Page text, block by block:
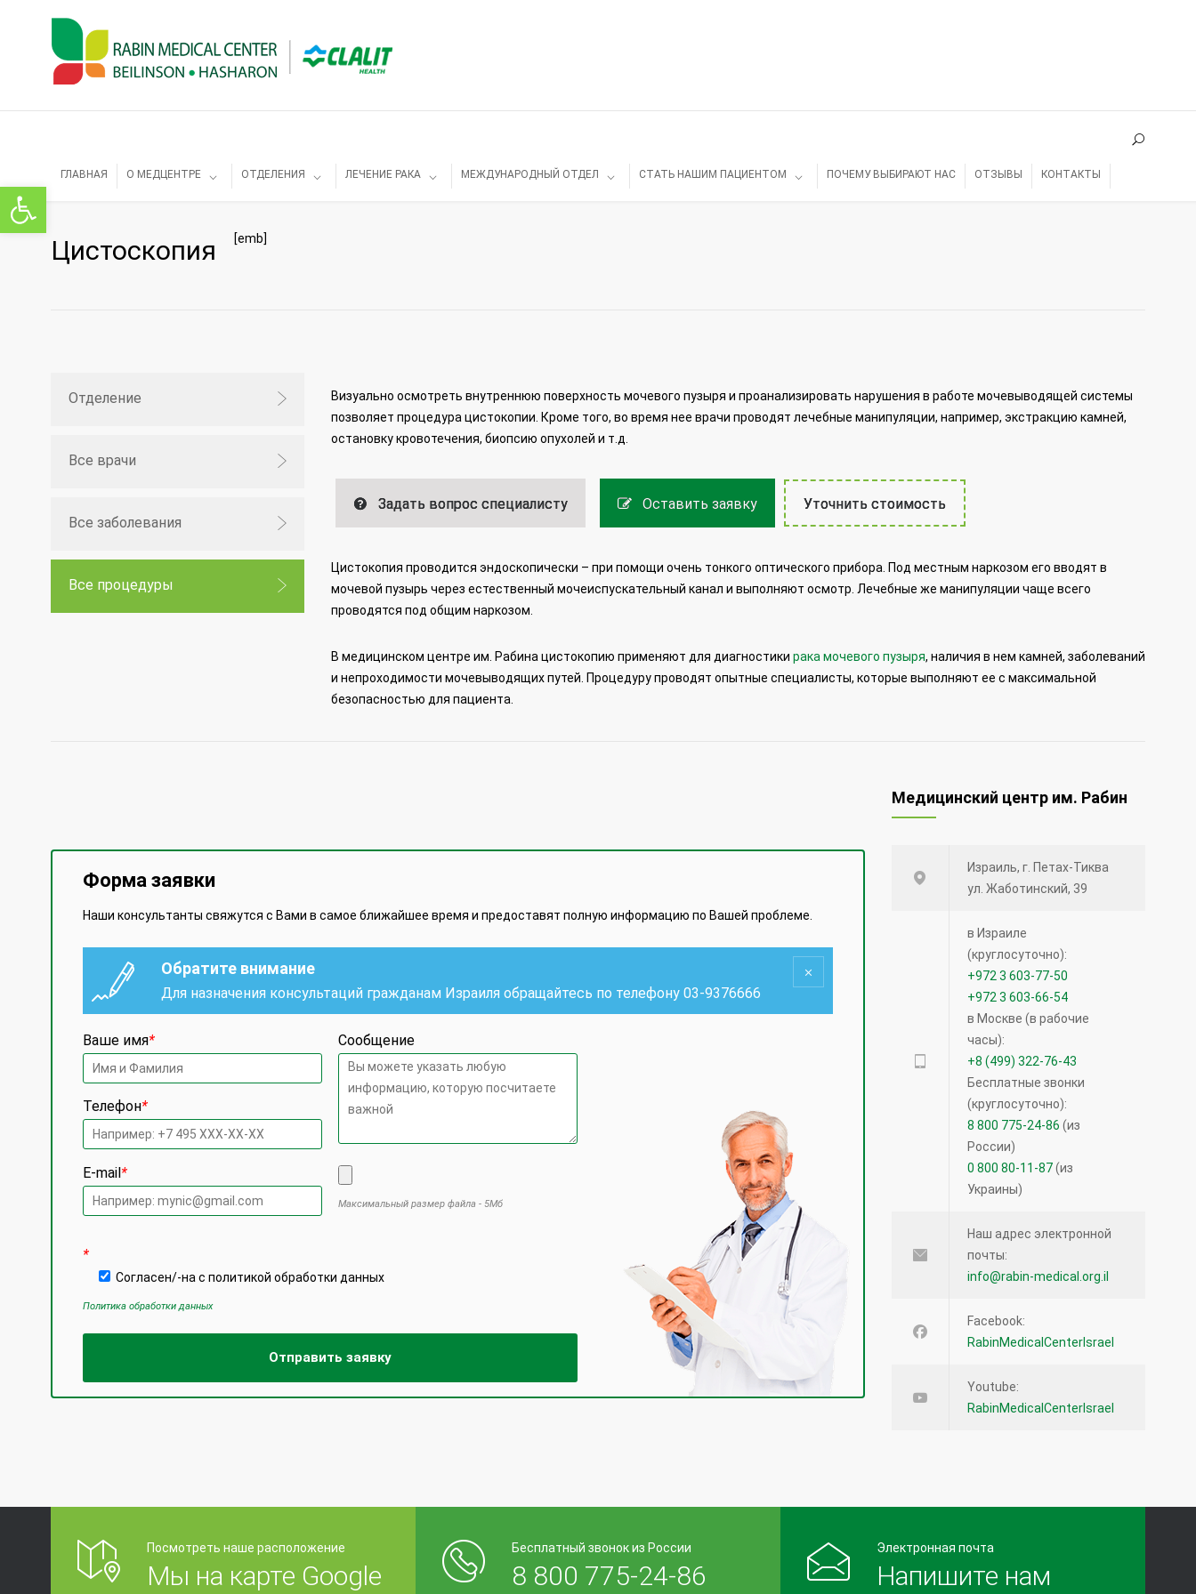
Открыть панель инструментов
ГЛАВНАЯ О МЕДЦЕНТРЕ ОТДЕЛЕНИЯ ЛЕЧЕНИЕ РАКА МЕЖДУНАРОДНЫЙ ОТДЕЛ СТАТЬ НАШИМ ПАЦИЕНТОМ ПОЧЕМУ ВЫБИРАЮТ НАС ОТЗЫВЫ КОНТАКТЫ
Цистоскопия [emb]
Отделение
Все врачи
Все заболевания
Все процедуры
Визуально осмотреть внутреннюю поверхность мочевого пузыря и проанализировать нарушения в работе мочевыводящей системы
позволяет процедура цистокопии. Кроме того, во время нее врачи проводят лечебные манипуляции, например, экстракцию камней,
остановку кровотечения, биопсию опухолей и т.д.
Задать вопрос специалисту Оставить заявку Уточнить стоимость
Цистокопия проводится эндоскопически – при помощи очень тонкого оптического прибора. Под местным наркозом его вводят в
мочевой пузырь через естественный мочеиспускательный канал и выполняют осмотр. Лечебные же манипуляции чаще всего
проводятся под общим наркозом.
В медицинском центре им. Рабина цистокопию применяют для диагностики рака мочевого пузыря, наличия в нем камней, заболеваний
и непроходимости мочевыводящих путей. Процедуру проводят опытные специалисты, которые выполняют ее с максимальной
безопасностью для пациента.
Форма заявки
Наши консультанты свяжутся с Вами в самое ближайшее время и предоставят полную информацию по Вашей проблеме.
Обратите внимание
Для назначения консультаций гражданам Израиля обращайтесь по телефону03-9376666
Ваше имя*
Телефон*
E-mail*
Сообщение
Максимальный размер файла - 5Мб
*
Согласен/-на с политикой обработки данных
Политика обработки данных
Медицинский центр им. Рабин
Израиль, г. Петах-Тиква
ул. Жаботинский, 39
в Израиле
(круглосуточно):
+972 3 603-77-50
+972 3 603-66-54
в Москве (в рабочие
часы):
+8 (499) 322-76-43
Бесплатные звонки
(круглосуточно):
8 800 775-24-86 (из
России)
0 800 80-11-87(из
Украины)
Наш адрес электронной
почты:
info@rabin-medical.org.il
Facebook:
RabinMedicalCenterIsrael
Youtube:
RabinMedicalCenterIsrael
Посмотреть наше расположение
Мы на карте Google
Бесплатный звонок из России
8 800 775-24-86
Электронная почта
Напишите нам